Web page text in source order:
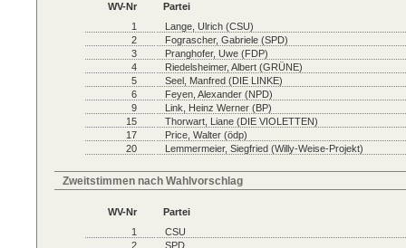
WV-Nr
Partei
1
Lange, Ulrich (CSU)
2
Fograscher, Gabriele (SPD)
3
Pranghofer, Uwe (FDP)
4
Riedelsheimer, Albert (GRÜNE)
5
Seel, Manfred (DIE LINKE)
6
Feyen, Alexander (NPD)
9
Link, Heinz Werner (BP)
15
Thorwart, Liane (DIE VIOLETTEN)
17
Price, Walter (ödp)
20
Lemmermeier, Siegfried (Willy-Weise-Projekt)
Zweitstimmen nach Wahlvorschlag
WV-Nr
Partei
1
CSU
2
SPD